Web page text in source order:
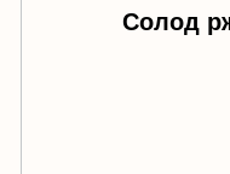
Солод